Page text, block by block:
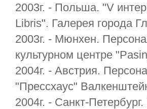
2003г. - Польша. "V
Libris". Галерея города
2003г. - Мюнхен.
культурном центре
2004г. - Австрия.
"Прессхаус"
2004г. - Санкт-